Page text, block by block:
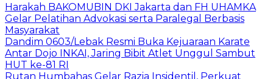
Harakah BAKOMUBIN DKI Jakarta dan FH UHAMKA
Gelar Pelatihan Advokasi serta Paralegal Berbasis
Masyarakat
Dandim 0603/Lebak Resmi Buka Kejuaraan Karate
Antar Dojo INKAI, Jaring Bibit Atlet Unggul Sambut
HUT ke-81 RI
Rutan Humbahas Gelar Razia Insidentil, Perkuat